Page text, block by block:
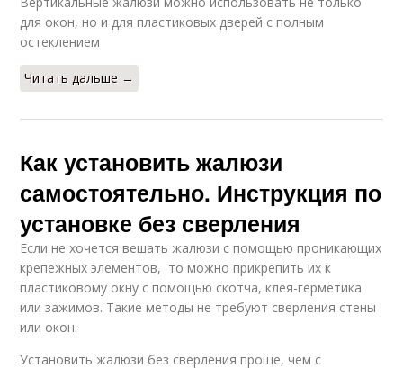
для окон, но и для пластиковых дверей с полным
остеклением
Читать дальше →
Как установить жалюзи
самостоятельно. Инструкция по
установке без сверления
Если не хочется вешать жалюзи с помощью проникающих
крепежных элементов, то можно прикрепить их к
пластиковому окну с помощью скотча, клея-герметика
или зажимов. Такие методы не требуют сверления стены
или окон.
Установить жалюзи без сверления проще, чем с